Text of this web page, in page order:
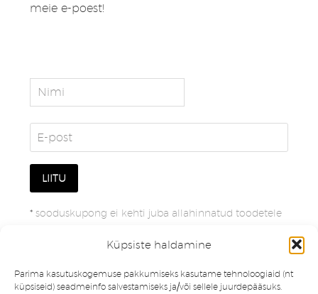
Küpsiste haldamine
Parima kasutuskogemuse pakkumiseks kasutame tehnoloogiaid (nt
küpsiseid) seadmeinfo salvestamiseks ja/või sellele juurdepääsuks.
meie e-poest!
* sooduskupong ei kehti juba allahinnatud toodetele